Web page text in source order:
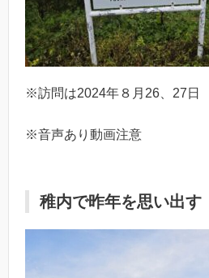
※訪問は2024年８月26、27日
※音声あり動画注意
稚内で昨年を思い出す